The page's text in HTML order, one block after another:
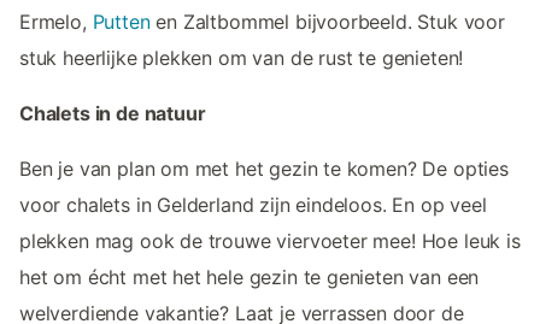
Ermelo, Puttenen Zaltbommel bijvoorbeeld. Stuk voor
stuk heerlijke plekken om van de rust te genieten!
Chalets in de natuur
Ben je van plan om met het gezin te komen? De opties
voor chalets in Gelderland zijn eindeloos. En op veel
plekken mag ook de trouwe viervoeter mee! Hoe leuk is
het om écht met het hele gezin te genieten van een
welverdiende vakantie? Laat je verrassen door de